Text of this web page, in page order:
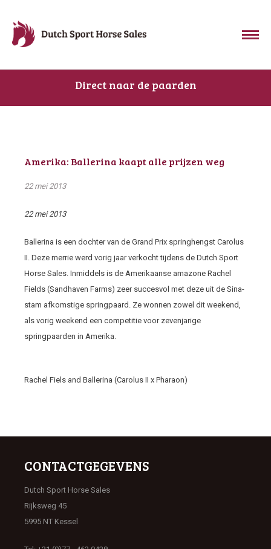
Direct naar de paarden
Amerika: Ballerina kaapt alle prijzen weg
22 mei 2013
22 mei 2013
Ballerina is een dochter van de Grand Prix springhengst Carolus
II. Deze merrie werd vorig jaar verkocht tijdens de Dutch Sport
Horse Sales. Inmiddels is de Amerikaanse amazone Rachel
Fields (Sandhaven Farms) zeer succesvol met deze uit de Sina-
stam afkomstige springpaard. Ze wonnen zowel dit weekend,
als vorig weekend een competitie voor zevenjarige
springpaarden in Amerika.
Rachel Fiels and Ballerina (Carolus II x Pharaon)
CONTACTGEGEVENS
Dutch Sport Horse Sales
Rijksweg 45
5995 NT Kessel